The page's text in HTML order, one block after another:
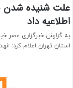
علت شنیده شدن
اطلاعیه داد
به گزارش خبرگزاری عصر
استان تهران اعلام کرد: